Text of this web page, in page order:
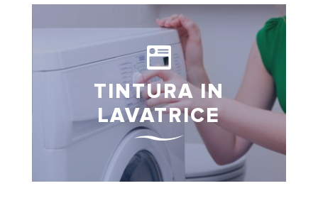
TINTURA IN
LAVATRICE